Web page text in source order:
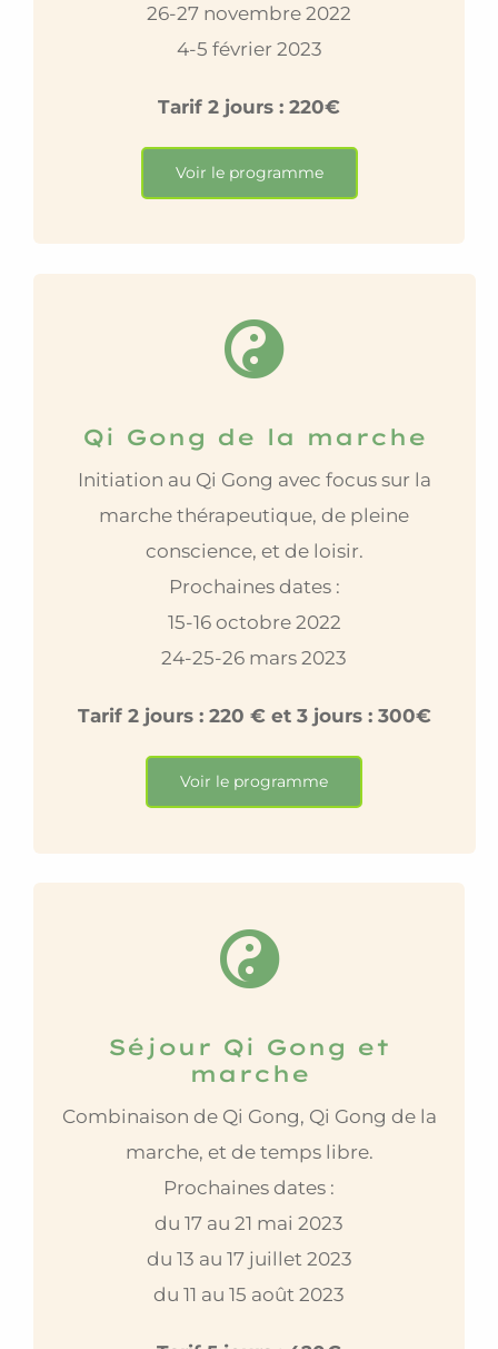
26-27 novembre 2022
4-5 février 2023
Tarif 2 jours : 220€
Voir le programme
Qi Gong de la marche
Initiation au Qi Gong avec focus sur la
marche thérapeutique, de pleine
conscience, et de loisir.
Prochaines dates :
15-16 octobre 2022
24-25-26 mars 2023
Tarif 2 jours : 220 € et 3 jours : 300€
Voir le programme
Séjour Qi Gong et
marche
Combinaison de Qi Gong, Qi Gong de la
marche, et de temps libre.
Prochaines dates :
du 17 au 21 mai 2023
du 13 au 17 juillet 2023
du 11 au 15 août 2023